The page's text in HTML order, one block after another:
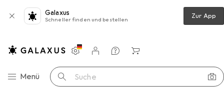
Galaxus
Schneller finden und bestellen Zur App
Navigation nach Kategorien
Menü Suche
Einstellungen
Kundenkonto
Vergleichslisten
Merklisten
Warenkorb